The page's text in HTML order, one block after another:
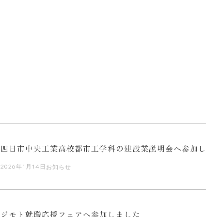
四日市中央工業高校都市工学科の建設業説明会へ参加
2026年1月14日 お知らせ
ジモト就職応援フェアへ参加しました